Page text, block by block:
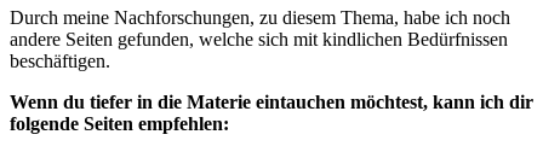
Durch meine Nachforschungen, zu diesem Thema, habe ich noch
andere Seiten gefunden, welche sich mit kindlichen Bedürfnissen
beschäftigen.
Wenn du tiefer in die Materie eintauchen möchtest, kann ich dir
folgende Seiten empfehlen: